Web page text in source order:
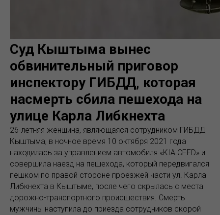
Суд Кыштыма вынес
обвинительный приговор
инспектору ГИБДД, которая
насмерть сбила пешехода на
улице Карла Либкнехта
26-летняя женщина, являющаяся сотрудником ГИБДД
Кыштыма, в ночное время 10 октября 2021 года
находилась за управлением автомобиля «KIA CEED» и
совершила наезд на пешехода, который передвигался
пешком по правой стороне проезжей части ул. Карла
Либкнехта в Кыштыме, после чего скрылась с места
дорожно-транспортного происшествия. Смерть
мужчины наступила до приезда сотрудников скорой